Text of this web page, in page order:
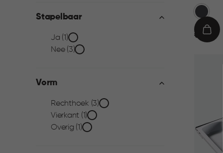
filter
Stapelbaar
Stapelbaar
Ja (1)
Nee (3)
Vorm
Vorm
filter
Rechthoek (3)
Vierkant (1)
Overig (1)
Grijs
€€ 9,95
IN